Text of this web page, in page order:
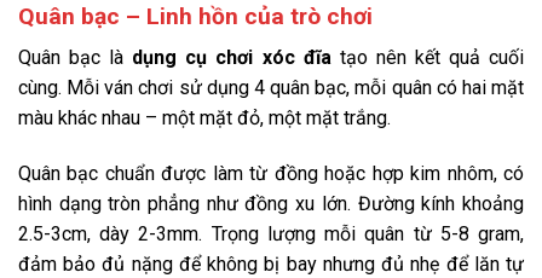
Quân bạc – Linh hồn của trò chơi
Quân bạc là dụng cụ chơi xóc đĩatạo nên kết quả cuối
cùng. Mỗi ván chơi sử dụng 4 quân bạc, mỗi quân có hai mặt
màu khác nhau – một mặt đỏ, một mặt trắng.
Quân bạc chuẩn được làm từ đồng hoặc hợp kim nhôm, có
hình dạng tròn phẳng như đồng xu lớn. Đường kính khoảng
2.5-3cm, dày 2-3mm. Trọng lượng mỗi quân từ 5-8 gram,
đảm bảo đủ nặng để không bị bay nhưng đủ nhẹ để lăn tự